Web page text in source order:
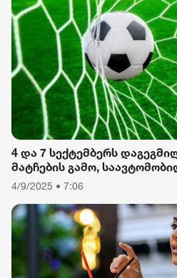
ფორმულა
რიონი
4 და 7 სექტემბერს
მატჩების გამო,
შეიზღუდება
4/9/2025 • 7:06